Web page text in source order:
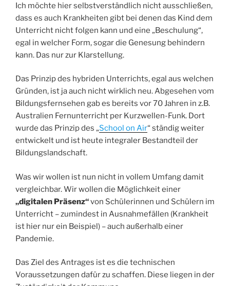
Ich möchte hier selbstverständlich nicht ausschließen,
dass es auch Krankheiten gibt bei denen das Kind dem
Unterricht nicht folgen kann und eine „Beschulung“,
egal in welcher Form, sogar die Genesung behindern
kann. Das nur zur Klarstellung.
Das Prinzip des hybriden Unterrichts, egal aus welchen
Gründen, ist ja auch nicht wirklich neu. Abgesehen vom
Bildungsfernsehen gab es bereits vor 70 Jahren in z.B.
Australien Fernunterricht per Kurzwellen-Funk. Dort
wurde das Prinzip des „School on Air“ ständig weiter
entwickelt und ist heute integraler Bestandteil der
Bildungslandschaft.
Was wir wollen ist nun nicht in vollem Umfang damit
vergleichbar. Wir wollen die Möglichkeit einer
„digitalen Präsenz“von Schülerinnen und Schülern im
Unterricht – zumindest in Ausnahmefällen (Krankheit
ist hier nur ein Beispiel) – auch außerhalb einer
Pandemie.
Das Ziel des Antrages ist es die technischen
Voraussetzungen dafür zu schaffen. Diese liegen in der